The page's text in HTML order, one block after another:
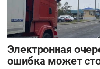
Электронная
ошибка может